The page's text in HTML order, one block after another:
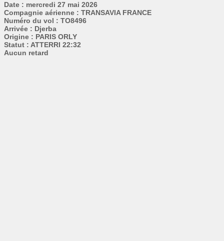
Date : mercredi 27 mai 2026
Compagnie aérienne : TRANSAVIA FRANCE
Numéro du vol : TO8496
Arrivée : Djerba
Origine : PARIS ORLY
Statut : ATTERRI 22:32
Aucun retard